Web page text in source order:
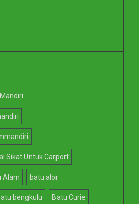
Sikat Untuk Carport
Alam batu alor
bengkulu Batu Curie